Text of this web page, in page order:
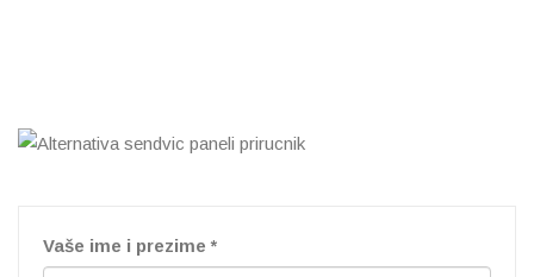
Vaše ime i prezime *